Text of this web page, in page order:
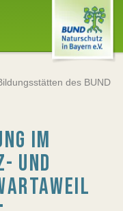
des BUND
IM
UND